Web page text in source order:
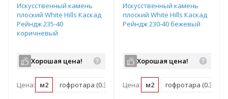
Искусственный камень
плоский White Hills Каскад
Рейндж 235-40
коричневый
Хорошая цена!
Цена: м2 гофротара (0.36 м2) мастербокс (21.93 м2)
Искусственный камень
плоский White Hills Каскад
Рейндж 230-40 бежевый
Хорошая цена!
Цена: м2 гофротара (0.36 м2)